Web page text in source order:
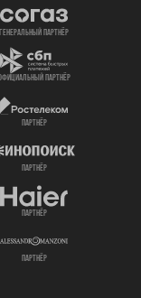
генеральный партнёр
партнёр
партнёр
партнёр
партнёр
партнёр